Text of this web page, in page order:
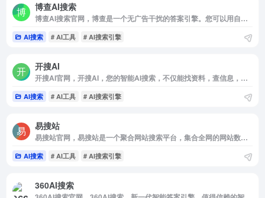
博查AI搜索
博查AI搜索官网，博查是一个无广告干扰的答案引擎。您可以用自然语言提问，它会理解问题，细分检索并生成准确的答案。
AI搜索 # AI工具 # AI搜索引擎
开搜AI
开搜AI官网，开搜AI，您的智能AI搜索，不仅能找资料，查信息，搜答案，搜文件，还结合AI对问题进行精准语义分析总结，提供更精准，逻辑清晰的答案。提升您信息获取效率的同时，更能享受到快速，无广告的高品质搜索服务
AI搜索 # AI工具 # AI搜索引擎
易搜站
易搜站官网，易搜站是一个聚合网站搜索平台，集合全网的网站数据，一站式展示网站内容，网站信息，网站流量数据等。
AI搜索 # AI工具 # AI搜索引擎
360AI搜索